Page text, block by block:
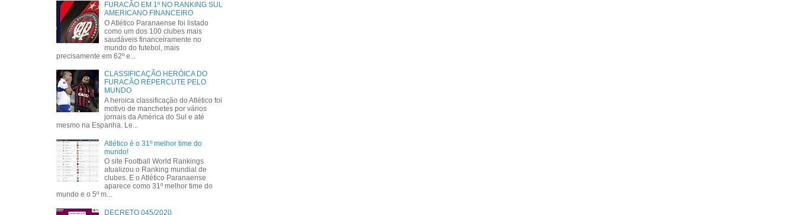
FURACÃO EM 1º NO RANKING SUL
AMERICANO FINANCEIRO
O Atlético Paranaense foi listado
como um dos 100 clubes mais
saudáveis financeiramente no
mundo do futebol, mais
precisamente em 62º e...
CLASSIFICAÇÃO HERÓICA DO
FURACÃO REPERCUTE PELO
MUNDO
A heroica classificação do Atlético foi
motivo de manchetes por vários
jornais da América do Sul e até
mesmo na Espanha. Le...
Atlético é o 31º melhor time do
mundo!
O site Football World Rankings
atualizou o Ranking mundial de
clubes. E o Atlético Paranaense
aparece como 31º melhor time do
mundo e o 5º m...
DECRETO 045/2020